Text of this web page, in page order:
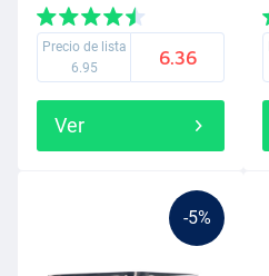
Precio de lista
6.95
6.36
Ver
-5%